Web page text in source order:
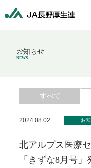
お知らせ
NEWS
すべて
2024.08.02 お
北アルプス医療
「きずな8月号